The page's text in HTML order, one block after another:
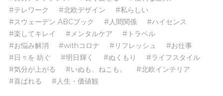
#テレワーク
#北欧デザイン
#私らしい
#スウェーデン ABCブック
#人間関係
#ハイセンス
#楽してキレイ
#メンタルケア
#トラベル
#お悩み解消
#withコロナ #リフレッシュ
#お仕事
#日々を 紡ぐ
#明日輝く #ぬくもり
#ライフスタイル
#気分が上がる
#いぬも、ねこも。
#北欧インテリア
#喜ばれる
#人生・価値観